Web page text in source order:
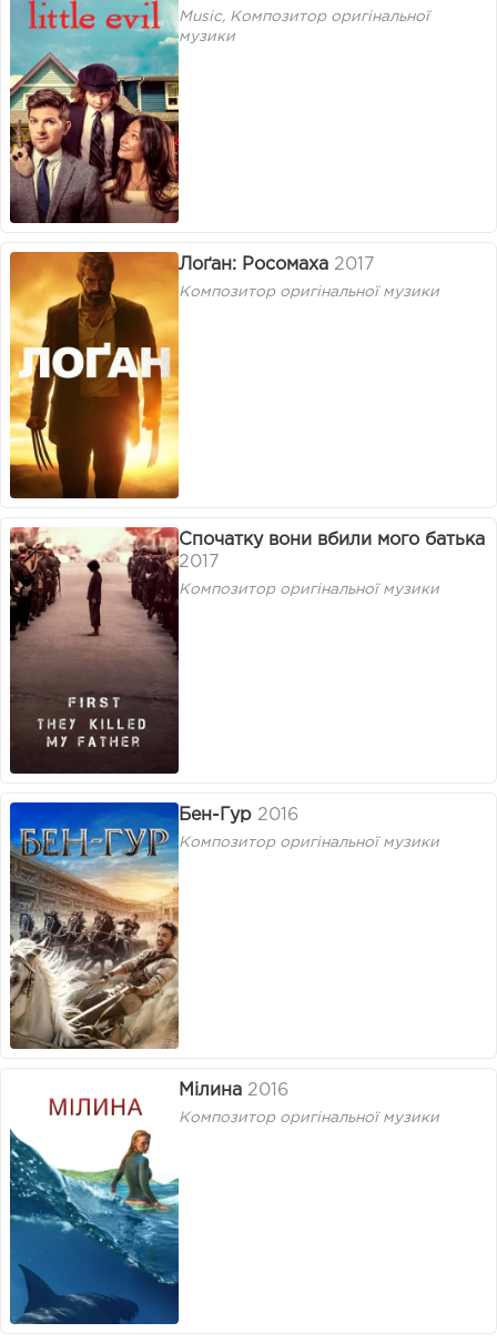
Music, Композитор оригінальної
музики
Лоґан: Росомаха 2017
Композитор оригінальної музики
Спочатку вони вбили мого батька
2017
Композитор оригінальної музики
Бен-Гур 2016
Композитор оригінальної музики
Мілина 2016
Композитор оригінальної музики